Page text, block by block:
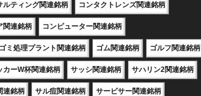
ルティング関連銘柄 コンタクトレンズ関連銘柄
関連銘柄 コンピューター関連銘柄
ゴミ処理プラント関連銘柄 ゴム関連銘柄 ゴルフ関連銘柄
カーW杯関連銘柄 サッシ関連銘柄 サハリン2関連銘柄
連銘柄 サル痘関連銘柄 サービサー関連銘柄